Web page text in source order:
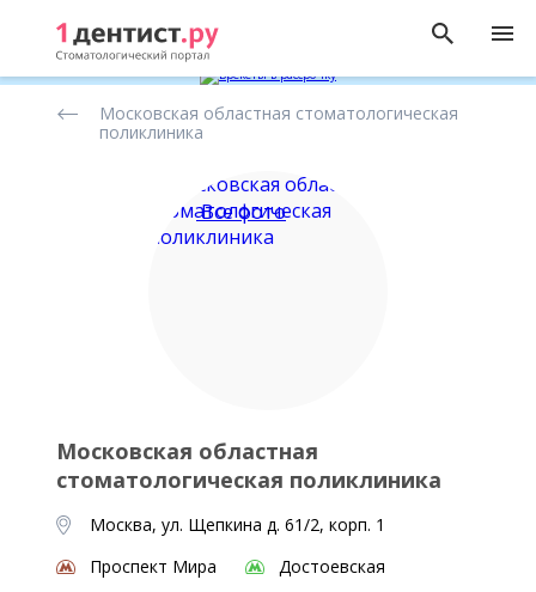
стоматологических
Московская областная стоматологическая
поликлиника
Все фото
Московская областная
стоматологическая поликлиника
Москва, ул. Щепкина д. 61/2, корп. 1
Проспект Мира
Достоевская